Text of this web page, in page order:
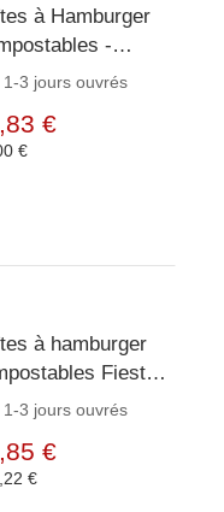
à Hamburger
-
- 152mm -
1-3 jours ouvrés
€
€
à hamburger
Fiesta
15,3 cm
1-3 jours ouvrés
€
€